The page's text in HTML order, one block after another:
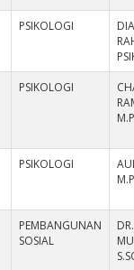
PSIKOLOGI
PSIKOLOGI
PSIKOLOGI
PEMBANGUNAN
SOSIAL